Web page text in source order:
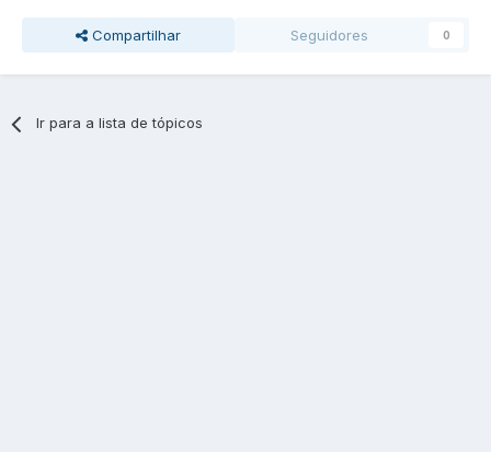
Compartilhar Seguidores 0
Ir para a lista de tópicos